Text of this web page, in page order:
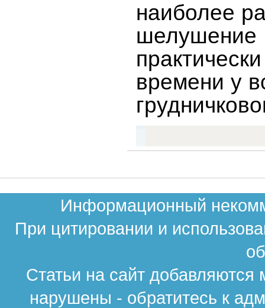
наиболее
времени у
Информационный
При цитировании и
Статьи на сайт
нарушены - обратитесь к